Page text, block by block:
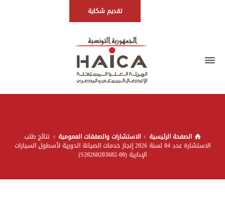
تقديم شكاية
الصفحة الرئيسية الاستشارات والصفقات العمومية
نتائج طلب
الاستشارة عدد 04 لسنة 2026 إنجاز خدمات الصيانة الدورية لأسطول السيارات
الإدارية (S20260203682-00)